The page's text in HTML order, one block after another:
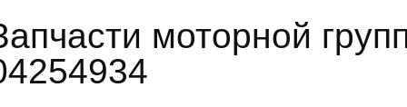
моторной